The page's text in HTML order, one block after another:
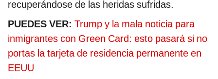
recuperándose de las heridas sufridas.
PUEDES VER: Trump y la mala noticia para
inmigrantes con Green Card: esto pasará si no
portas la tarjeta de residencia permanente en
EEUU